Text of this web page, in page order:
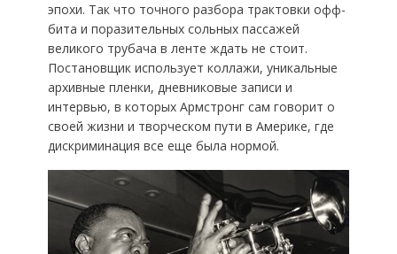
эпохи. Так что точного разбора трактовки офф-
бита и поразительных сольных пассажей
великого трубача в ленте ждать не стоит.
Постановщик использует коллажи, уникальные
архивные пленки, дневниковые записи и
интервью, в которых Армстронг сам говорит о
своей жизни и творческом пути в Америке, где
дискриминация все еще была нормой.